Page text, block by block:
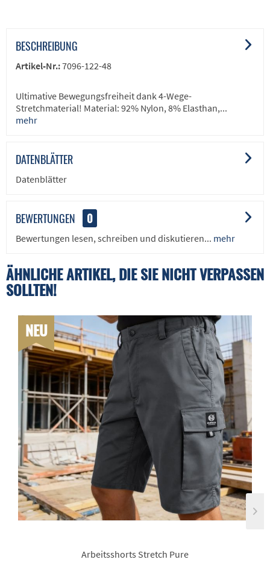
BESCHREIBUNG
Artikel-Nr.:7096-122-48
Ultimative Bewegungsfreiheit dank 4-Wege-
Stretchmaterial! Material: 92% Nylon, 8% Elasthan,...
mehr
DATENBLÄTTER
Datenblätter
BEWERTUNGEN 0
Bewertungen lesen, schreiben und diskutieren... mehr
ÄHNLICHE ARTIKEL, DIE SIE NICHT VERPASSEN
SOLLTEN!
NEU
Arbeitsshorts Stretch Pure